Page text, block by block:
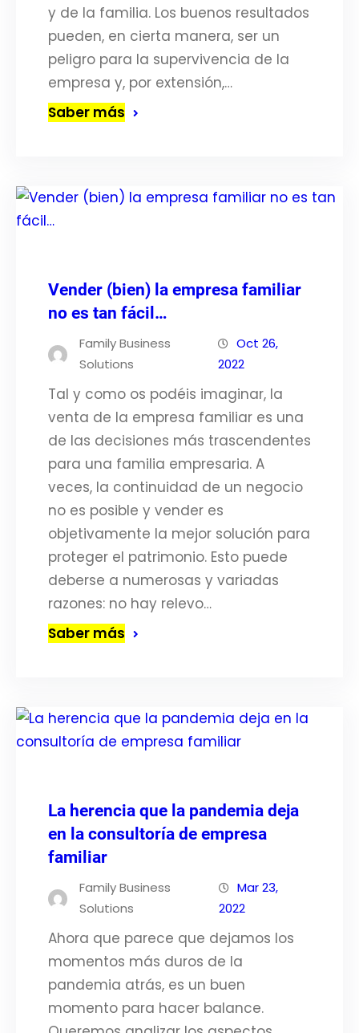
y de la familia. Los buenos resultados
pueden, en cierta manera, ser un
peligro para la supervivencia de la
empresa y, por extensión,…
Saber más
Vender (bien) la empresa familiar
no es tan fácil…
Family Business
Solutions
Oct 26,
2022
Tal y como os podéis imaginar, la
venta de la empresa familiar es una
de las decisiones más trascendentes
para una familia empresaria. A
veces, la continuidad de un negocio
no es posible y vender es
objetivamente la mejor solución para
proteger el patrimonio. Esto puede
deberse a numerosas y variadas
razones: no hay relevo…
Saber más
La herencia que la pandemia deja
en la consultoría de empresa
familiar
Family Business
Solutions
Mar 23,
2022
Ahora que parece que dejamos los
momentos más duros de la
pandemia atrás, es un buen
momento para hacer balance.